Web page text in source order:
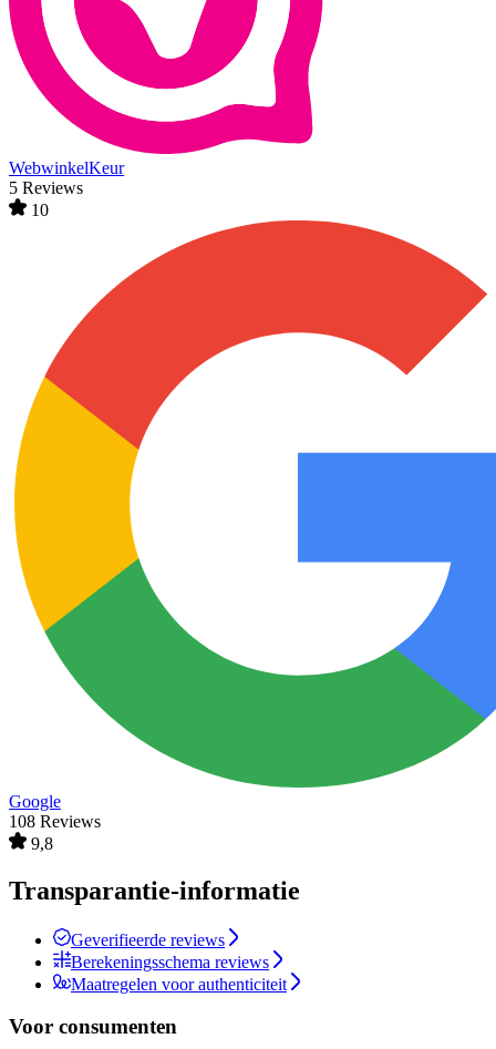
WebwinkelKeur
5 Reviews
10
Google
108 Reviews
9,8
Transparantie-informatie
Geverifieerde reviews
Berekeningsschema reviews
Maatregelen voor authenticiteit
Voor consumenten